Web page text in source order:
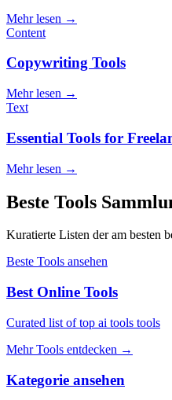
Mehr lesen →
Content
Copywriting Tools
Mehr lesen →
Text
Essential Tools for
Mehr lesen →
Beste Tools
Kuratierte Listen der am besten
Beste Tools ansehen
Best Online Tools
Curated list of top ai tools tools
Mehr Tools entdecken →
Kategorie ansehen